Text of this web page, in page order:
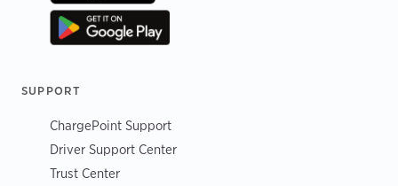
SUPPORT
ChargePoint Support
Driver Support Center
Trust Center